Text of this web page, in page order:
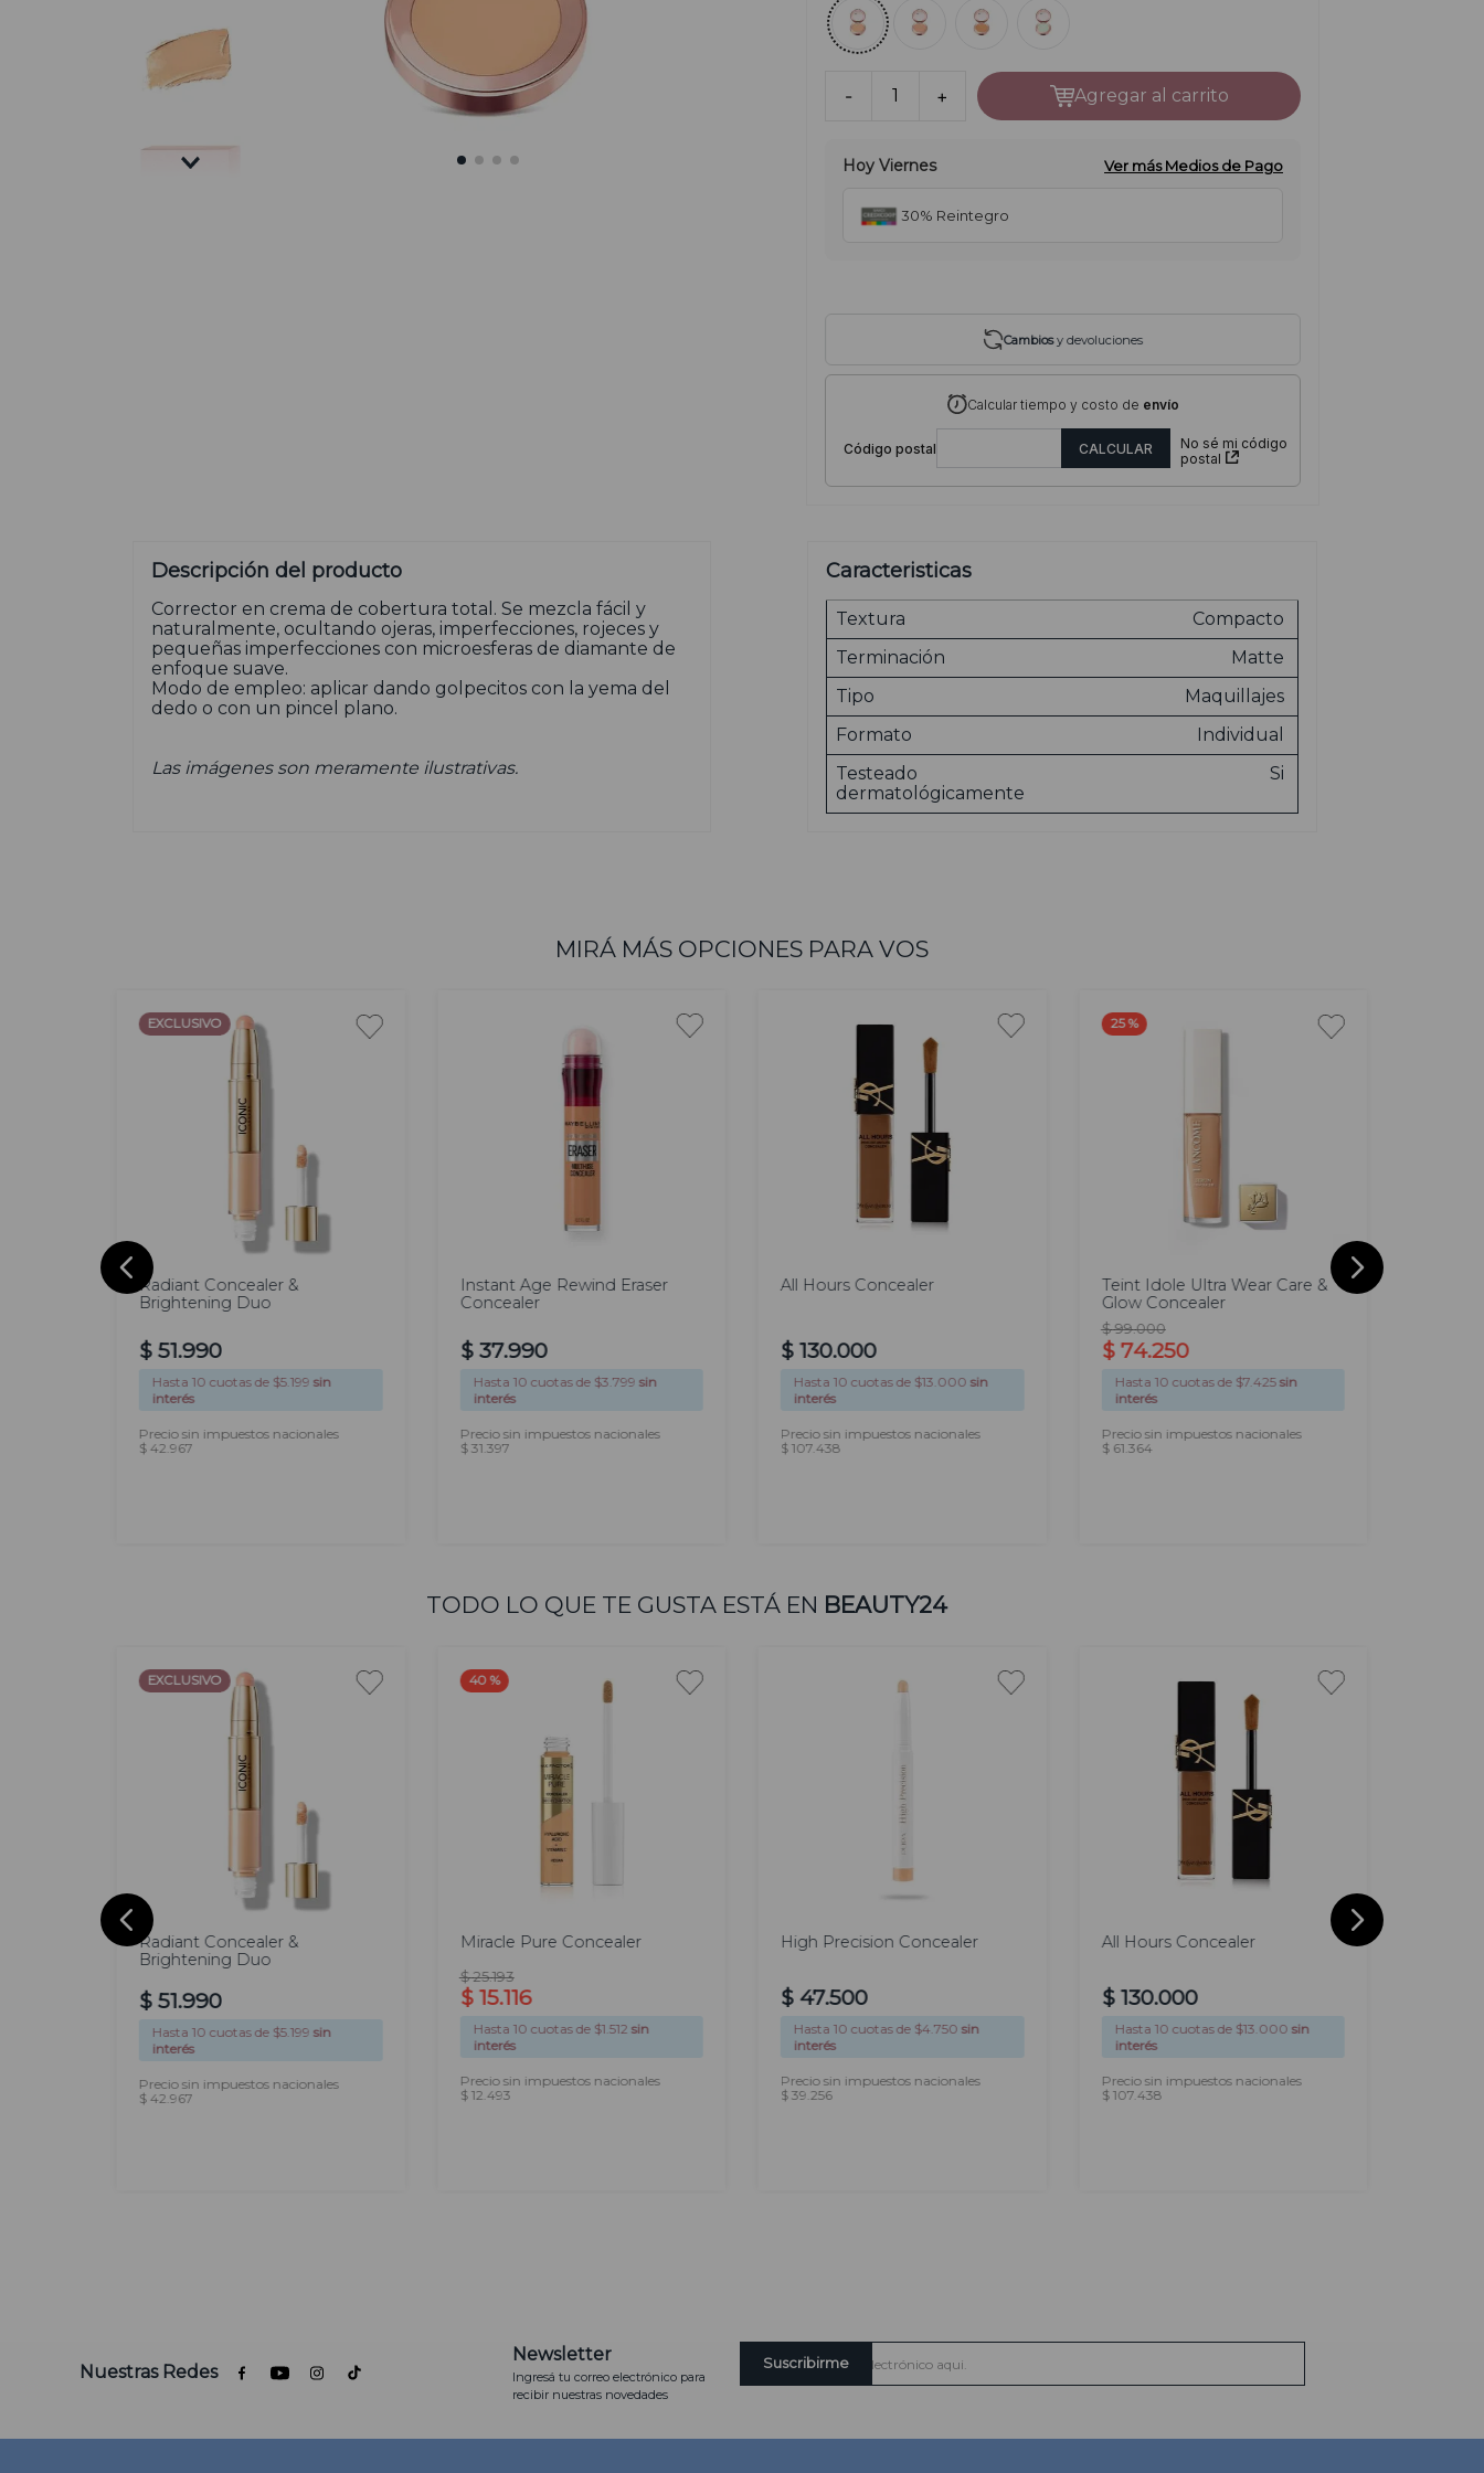
- 1 + agregar al carrito
HoyViernes Ver más Medios de Pago
30% Reintegro
Cambiosy devoluciones
Calcular tiempo y costo de envío
Código postal
No sé mi código
postal
Descripción del producto
Corrector en crema de cobertura total. Se mezcla fácil y
naturalmente, ocultando ojeras, imperfecciones, rojeces y
pequeñas imperfecciones con microesferas de diamante de
enfoque suave.
Modo de empleo: aplicar dando golpecitos con la yema del
dedo o con un pincel plano.
Las imágenes son meramente ilustrativas.
Caracteristicas
Textura
Compacto
Terminación
Matte
Tipo
Maquillajes
Formato
Individual
Testeado
dermatológicamente
Si
MIRÁ MÁS OPCIONES PARA VOS
EXCLUSIVO
Radiant Concealer &
Brightening Duo
$ 51.990
Hasta 10 cuotas de $5.199 sin
interés
Precio sin impuestos nacionales
$ 42.967
Instant Age Rewind Eraser
Concealer
$ 37.990
Hasta 10 cuotas de $3.799 sin
interés
Precio sin impuestos nacionales
$ 31.397
All Hours Concealer
$ 130.000
Hasta 10 cuotas de $13.000 sin
interés
Precio sin impuestos nacionales
$ 107.438
25 %
Teint Idole Ultra Wear Care &
Glow Concealer
$ 99.000
$ 74.250
Hasta 10 cuotas de $7.425 sin
interés
Precio sin impuestos nacionales
$ 61.364
TODO LO QUE TE GUSTA ESTÁ EN BEAUTY24
EXCLUSIVO
Radiant Concealer &
Brightening Duo
$ 51.990
Hasta 10 cuotas de $5.199 sin
interés
Precio sin impuestos nacionales
$ 42.967
40 %
Miracle Pure Concealer
$ 25.193
$ 15.116
Hasta 10 cuotas de $1.512 sin
interés
Precio sin impuestos nacionales
$ 12.493
High Precision Concealer
$ 47.500
Hasta 10 cuotas de $4.750 sin
interés
Precio sin impuestos nacionales
$ 39.256
All Hours Concealer
$ 130.000
Hasta 10 cuotas de $13.000 sin
interés
Precio sin impuestos nacionales
$ 107.438
Nuestras Redes
Newsletter
Ingresá tu correo electrónico para
recibir nuestras novedades
Suscribirme